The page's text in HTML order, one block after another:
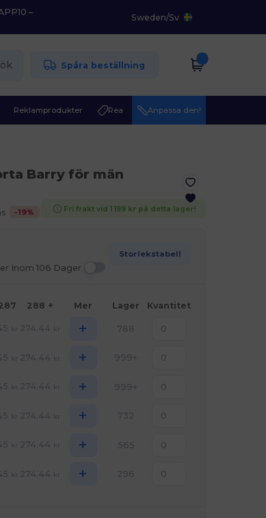
–
Sweden/Sv
Spåra beställning
Reklamprodukter Rea Anpassa den!
Barry för män
-19% Fri frakt vid 1 199 kr på detta lager!
Storlekstabell
Inom 106 Dager
288 + Mer Lager Kvantitet
kr 274.44 kr + 788
kr 274.44 kr + 999+
kr 274.44 kr + 999+
kr 274.44 kr + 732
kr 274.44 kr + 565
kr 274.44 kr + 296